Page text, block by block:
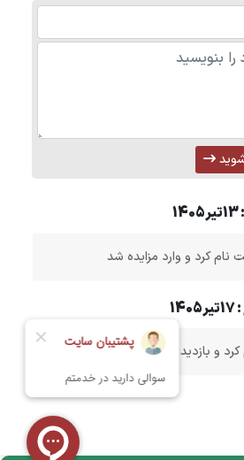
کرد و وارد مزایده شد
و بازدید داشت؟